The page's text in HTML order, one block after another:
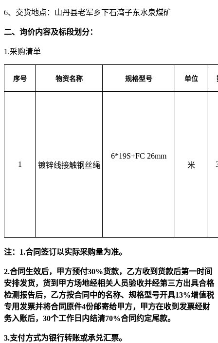
6、交货地点：山丹县老军乡下石湾子东水泉煤矿
二、询价内容及标段划分：
1.采购清单
序号 物资名称 规格型号 单位
1 镀锌线接触钢丝绳
6*19S+FC 26mm
米
注： 1.合同签订以实际采购量为准。
2.合同生效后，甲方预付30%货款，乙方收到货款后第一时间
安排发货，货到甲方场地经相关人员验收并经第三方出具合格
检测报告后，乙方按合同中的名称、规格型号开具13%增值税
专用发票并将合同原件4份邮寄给甲方，甲方在收到发票经财
务入账后，30个工作日内结清70%合同约定尾款。
3.支付方式为银行转账或承兑汇票。